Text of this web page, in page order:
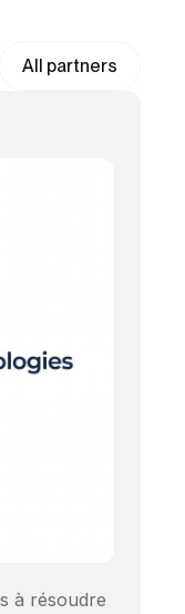
All partners
à résoudre